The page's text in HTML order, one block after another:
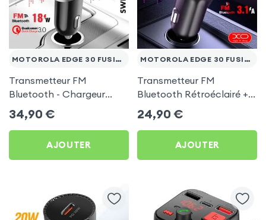
MOTOROLA EDGE 30 FUSION
Transmetteur FM
Bluetooth - Chargeur
Voiture USB C + USB -
Swissten
34,90 €
AJOUTER
MOTOROLA EDGE 30 FUSION
Transmetteur FM
Bluetooth Rétroéclairé +
Chargeur Voiture USB C
et USB - XO
24,90 €
AJOUTER